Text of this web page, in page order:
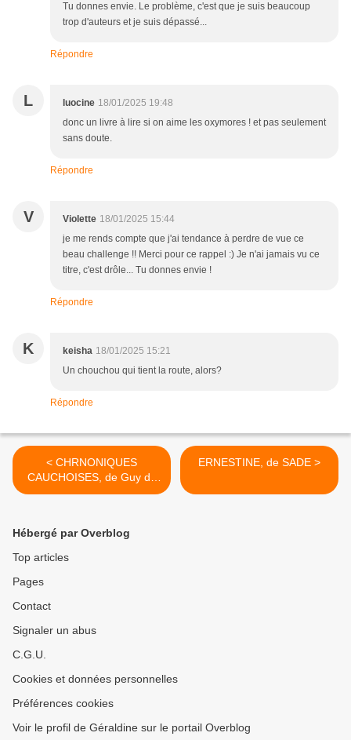
Tu donnes envie. Le problème, c'est que je suis beaucoup
trop d'auteurs et je suis dépassé...
Répondre
L luocine 18/01/2025 19:48
donc un livre à lire si on aime les oxymores ! et pas seulement
sans doute.
Répondre
V Violette 18/01/2025 15:44
je me rends compte que j'ai tendance à perdre de vue ce
beau challenge !! Merci pour ce rappel :) Je n'ai jamais vu ce
titre, c'est drôle... Tu donnes envie !
Répondre
K keisha 18/01/2025 15:21
Un chouchou qui tient la route, alors?
Répondre
< CHRNONIQUES
CAUCHOISES, de Guy de
MAUPASSANT
ERNESTINE, de SADE >
Hébergé par Overblog
Top articles
Pages
Contact
Signaler un abus
C.G.U.
Cookies et données personnelles
Préférences cookies
Voir le profil de Géraldine sur le portail Overblog